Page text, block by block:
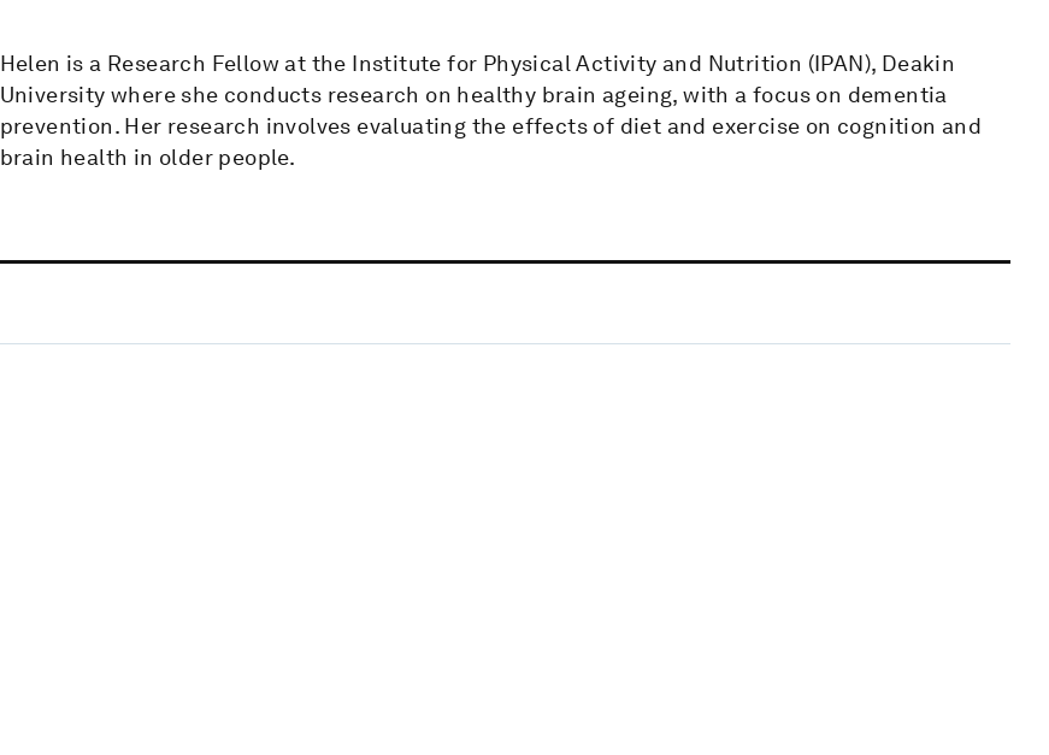
Helen is a Research Fellow at the Institute for Physical Activity and Nutrition (IPAN), Deakin
University where she conducts research on healthy brain ageing, with a focus on dementia
prevention. Her research involves evaluating the effects of diet and exercise on cognition and
brain health in older people.